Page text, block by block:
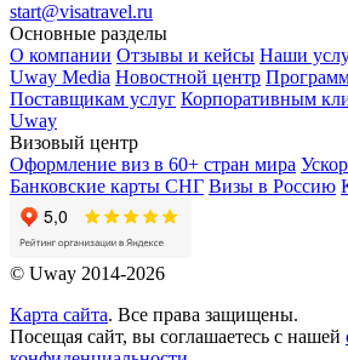
start@visatravel.ru
Основные разделы
О компании Отзывы и кейсы Наши
Uway Media Новостной центр
Поставщикам услуг Корпоративным
Uway
Визовый центр
Оформление виз в 60+ стран мира
Банковские карты СНГ Визы в Россию
© Uway 2014-2026
Карта сайта. Все права защищены.
Посещая сайт, вы соглашаетесь с нашей